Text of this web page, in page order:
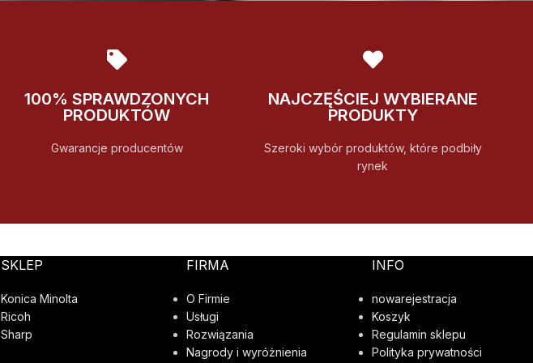
100% SPRAWDZONYCH
PRODUKTÓW
Gwarancje producentów
NAJCZĘŚCIEJ WYBIERANE
PRODUKTY
Szeroki wybór produktów, które podbiły
rynek
SKLEP
Konica Minolta
Ricoh
Sharp
FIRMA
O Firmie
Usługi
Rozwiązania
Nagrody i wyróżnienia
INFO
nowarejestracja
Koszyk
Regulamin sklepu
Polityka prywatności